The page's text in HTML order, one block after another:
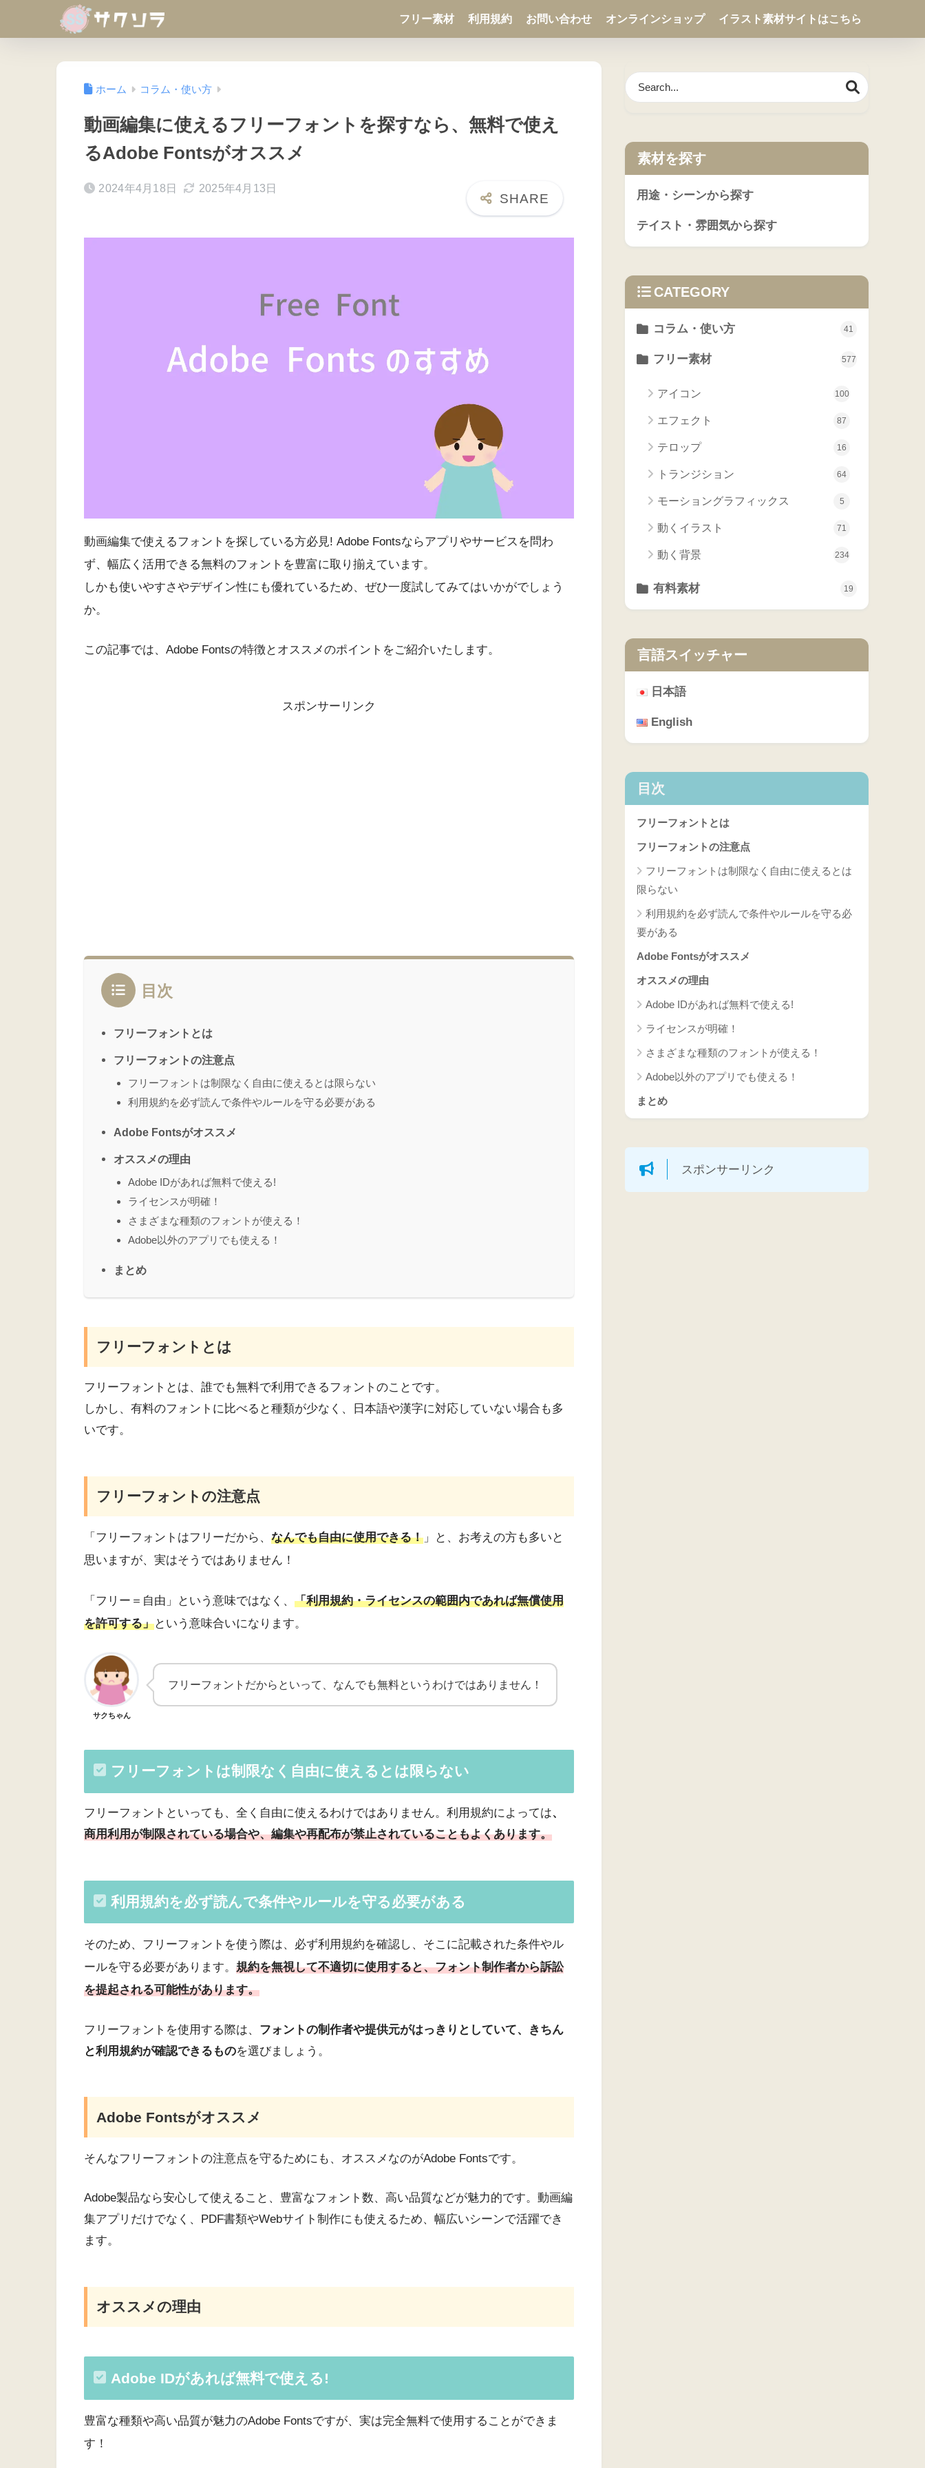
フリー素材 利用規約 お問い合わせ オンラインショップ イラスト素材サイトはこちら
ホーム コラム・使い方
動画編集に使えるフリーフォントを探すなら、無料で使え
るAdobe Fontsがオススメ
2024年4月18日 2025年4月13日
動画編集で使えるフォントを探している方必見! Adobe Fontsならアプリやサービスを問わ
ず、幅広く活用できる無料のフォントを豊富に取り揃えています。
しかも使いやすさやデザイン性にも優れているため、ぜひ一度試してみてはいかがでしょう
か。
この記事では、Adobe Fontsの特徴とオススメのポイントをご紹介いたします。
スポンサーリンク
目次
フリーフォントとは
フリーフォントの注意点
フリーフォントは制限なく自由に使えるとは限らない
利用規約を必ず読んで条件やルールを守る必要がある
Adobe Fontsがオススメ
オススメの理由
Adobe IDがあれば無料で使える!
ライセンスが明確！
さまざまな種類のフォントが使える！
Adobe以外のアプリでも使える！
まとめ
フリーフォントとは
フリーフォントとは、誰でも無料で利用できるフォントのことです。
しかし、有料のフォントに比べると種類が少なく、日本語や漢字に対応していない場合も多
いです。
フリーフォントの注意点
「フリーフォントはフリーだから、 なんでも自由に使用できる！ 」と、お考えの方も多いと
思いますが、実はそうではありません！
「フリー＝自由」という意味ではなく、 「利用規約・ライセンスの範囲内であれば無償使用
を許可する」という意味合いになります。
サクちゃん
フリーフォントだからといって、なんでも無料というわけではありません！
フリーフォントは制限なく自由に使えるとは限らない
フリーフォントといっても、全く自由に使えるわけではありません。利用規約によっては、
商用利用が制限されている場合や、編集や再配布が禁止されていることもよくあります。
利用規約を必ず読んで条件やルールを守る必要がある
そのため、フリーフォントを使う際は、必ず利用規約を確認し、そこに記載された条件やル
ールを守る必要があります。 規約を無視して不適切に使用すると、フォント制作者から訴訟
を提起される可能性があります。
フリーフォントを使用する際は、 フォントの制作者や提供元がはっきりとしていて、きちん
と利用規約が確認できるものを選びましょう。
Adobe Fontsがオススメ
そんなフリーフォントの注意点を守るためにも、オススメなのがAdobe Fontsです。
Adobe製品なら安心して使えること、豊富なフォント数、高い品質などが魅力的です。動画編
集アプリだけでなく、PDF書類やWebサイト制作にも使えるため、幅広いシーンで活躍でき
ます。
オススメの理由
Adobe IDがあれば無料で使える!
豊富な種類や高い品質が魅力のAdobe Fontsですが、実は完全無料で使用することができま
す！
素材を探す
用途・シーンから探す
テイスト・雰囲気から探す
CATEGORY
コラム・使い方 41
フリー素材 577
アイコン 100
エフェクト 87
テロップ 16
トランジション 64
モーショングラフィックス 5
動くイラスト 71
動く背景 234
有料素材 19
言語スイッチャー
日本語
English
目次
フリーフォントとは
フリーフォントの注意点
フリーフォントは制限なく自由に使えるとは
限らない
利用規約を必ず読んで条件やルールを守る必
要がある
Adobe Fontsがオススメ
オススメの理由
Adobe IDがあれば無料で使える!
ライセンスが明確！
さまざまな種類のフォントが使える！
Adobe以外のアプリでも使える！
まとめ
スポンサーリンク